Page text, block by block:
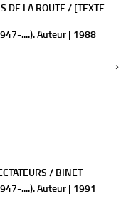
DE LA ROUTE / [TEXTE
....). Auteur | 1988
/ BINET
....). Auteur | 1991